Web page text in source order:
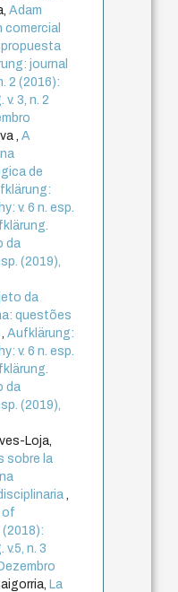
Adam
comercial
propuesta
journal
2 (2016):
3, n. 2
,A
de
v. 6 n. esp.
da
(2019),
da
questões
,Aufklärung:
v. 6 n. esp.
da
(2019),
Loja,
sobre la
of
(2018):
n. 3
La